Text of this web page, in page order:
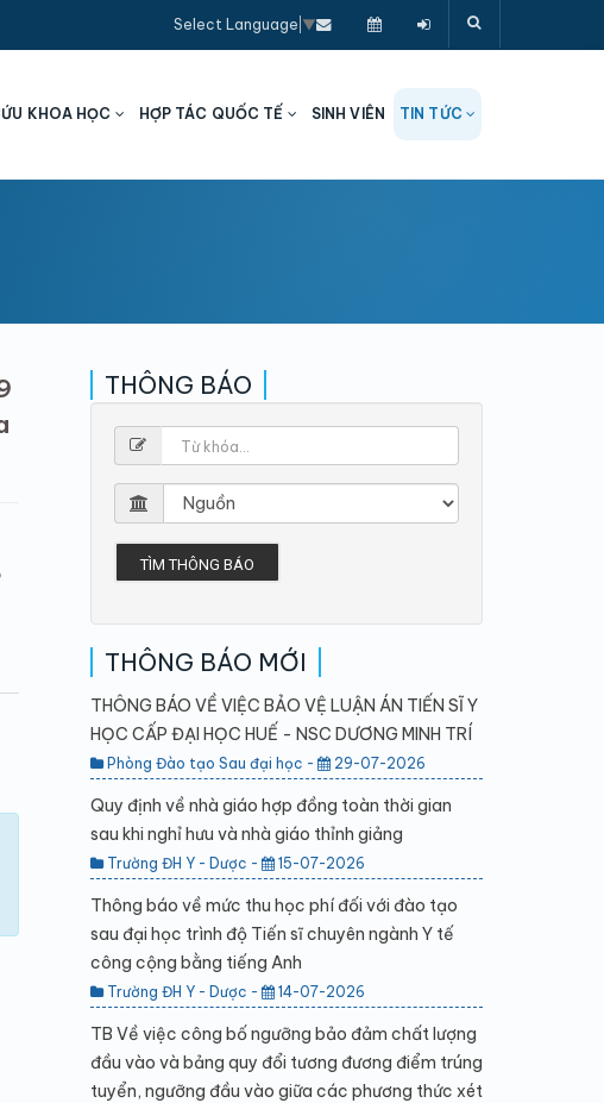
Select Language ▼
KHOA HỌC HỢP TÁC QUỐC TẾ SINH VIÊN TIN TỨC
THÔNG BÁO
TÌM THÔNG BÁO
THÔNG BÁO MỚI
THÔNG BÁO VỀ VIỆC BẢO VỆ LUẬN ÁN TIẾN SĨ Y
HỌC CẤP ĐẠI HỌC HUẾ - NSC DƯƠNG MINH TRÍ
Phòng Đào tạo Sau đại học - 29-07-2026
Quy định về nhà giáo hợp đồng toàn thời gian
sau khi nghỉ hưu và nhà giáo thỉnh giảng
Trường ĐH Y - Dược - 15-07-2026
Thông báo về mức thu học phí đối với đào tạo
sau đại học trình độ Tiến sĩ chuyên ngành Y tế
công cộng bằng tiếng Anh
Trường ĐH Y - Dược - 14-07-2026
TB Về việc công bố ngưỡng bảo đảm chất lượng
đầu vào và bảng quy đổi tương đương điểm trúng
tuyển, ngưỡng đầu vào giữa các phương thức xét